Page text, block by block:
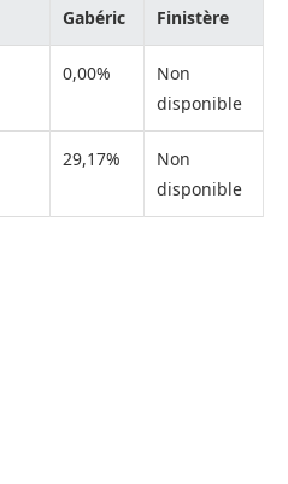
Gabéric
Finistère
0,00%
Non
disponible
29,17%
Non
disponible